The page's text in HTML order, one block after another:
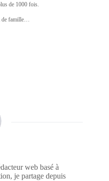
de 1000 fois.
de famille…
web basé à
je partage depuis